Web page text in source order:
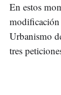
En estos
modificación
Urbanismo
tres